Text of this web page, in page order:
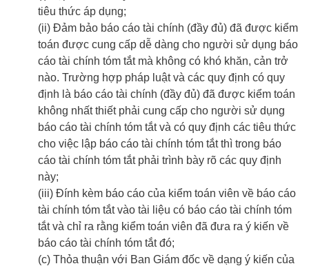
tiêu thức áp dụng;
(ii) Đảm bảo báo cáo tài chính (đầy đủ) đã được kiểm
toán được cung cấp dễ dàng cho người sử dụng báo
cáo tài chính tóm tắt mà không có khó khăn, cản trở
nào. Trường hợp pháp luật và các quy định có quy
định là báo cáo tài chính (đầy đủ) đã được kiểm toán
không nhất thiết phải cung cấp cho người sử dụng
báo cáo tài chính tóm tắt và có quy định các tiêu thức
cho việc lập báo cáo tài chính tóm tắt thì trong báo
cáo tài chính tóm tắt phải trình bày rõ các quy định
này;
(iii) Đính kèm báo cáo của kiểm toán viên về báo cáo
tài chính tóm tắt vào tài liệu có báo cáo tài chính tóm
tắt và chỉ ra rằng kiểm toán viên đã đưa ra ý kiến về
báo cáo tài chính tóm tắt đó;
(c) Thỏa thuận với Ban Giám đốc về dạng ý kiến của